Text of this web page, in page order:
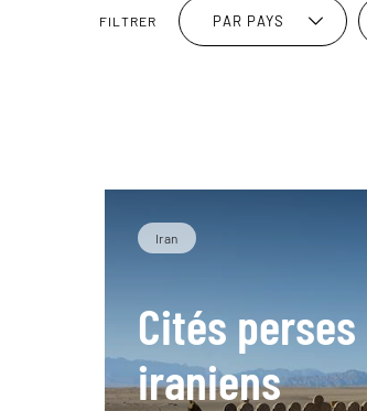
FILTRER PAR PAYS
Iran
Cités
iraniens